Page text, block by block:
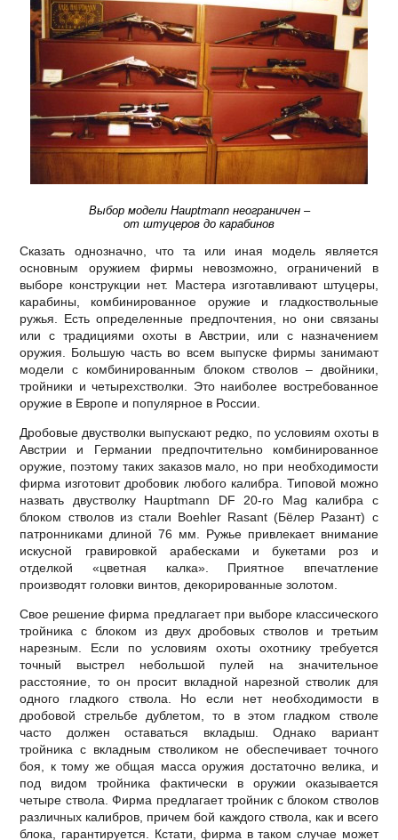
Выбор модели Hauptmann неограничен –
от штуцеров до карабинов
Сказать однозначно, что та или иная модель является
основным оружием фирмы невозможно, ограничений в
выборе конструкции нет. Мастера изготавливают штуцеры,
карабины, комбинированное оружие и гладкоствольные
ружья. Есть определенные предпочтения, но они связаны
или с традициями охоты в Австрии, или с назначением
оружия. Большую часть во всем выпуске фирмы занимают
модели с комбинированным блоком стволов – двойники,
тройники и четырехстволки. Это наиболее востребованное
оружие в Европе и популярное в России.
Дробовые двустволки выпускают редко, по условиям охоты в
Австрии и Германии предпочтительно комбинированное
оружие, поэтому таких заказов мало, но при необходимости
фирма изготовит дробовик любого калибра. Типовой можно
назвать двустволку Hauptmann DF 20-го Mag калибра с
блоком стволов из стали Boehler Rasant (Бёлер Разант) с
патронниками длиной 76 мм. Ружье привлекает внимание
искусной гравировкой арабесками и букетами роз и
отделкой «цветная калка». Приятное впечатление
производят головки винтов, декорированные золотом.
Свое решение фирма предлагает при выборе классического
тройника с блоком из двух дробовых стволов и третьим
нарезным. Если по условиям охоты охотнику требуется
точный выстрел небольшой пулей на значительное
расстояние, то он просит вкладной нарезной стволик для
одного гладкого ствола. Но если нет необходимости в
дробовой стрельбе дублетом, то в этом гладком стволе
часто должен оставаться вкладыш. Однако вариант
тройника с вкладным стволиком не обеспечивает точного
боя, к тому же общая масса оружия достаточно велика, и
под видом тройника фактически в оружии оказывается
четыре ствола. Фирма предлагает тройник с блоком стволов
различных калибров, причем бой каждого ствола, как и всего
блока, гарантируется. Кстати, фирма в таком случае может